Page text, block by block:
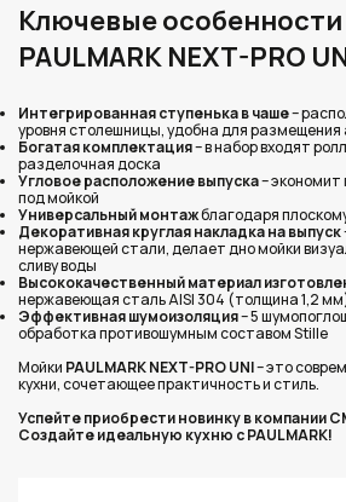
Ключевые
PAULMARK NEXT-PRO
Интегрированная ступенька в чаше–
уровня столешницы, удобна для размещения
Богатая комплектация– в набор входят
разделочная доска
Угловое расположение выпуска–
под мойкой
Универсальный монтажблагодаря
Декоративная круглая накладка на выпуск
нержавеющей стали, делает дно мойки
сливу воды
Высококачественный материал
нержавеющая сталь AISI 304 (толщина 1,2
Эффективная шумоизоляция– 5
обработка противошумным составом Stille
Мойки PAULMARK NEXT-PRO UNI– это
кухни, сочетающее практичность и стиль.
Успейте приобрести новинку в компании
Создайте идеальную кухню с PAULMARK!